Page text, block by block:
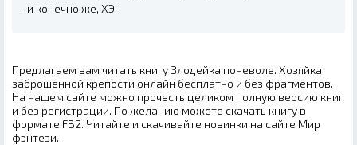
- и конечно же, ХЭ!
Предлагаем вам читать книгу Злодейка поневоле. Хозяйка
заброшенной крепости онлайн бесплатно и без фрагментов.
На нашем сайте можно прочесть целиком полную версию книг
и без регистрации. По желанию можете скачать книгу в
формате FB2. Читайте и скачивайте новинки на сайте Мир
фэнтези.